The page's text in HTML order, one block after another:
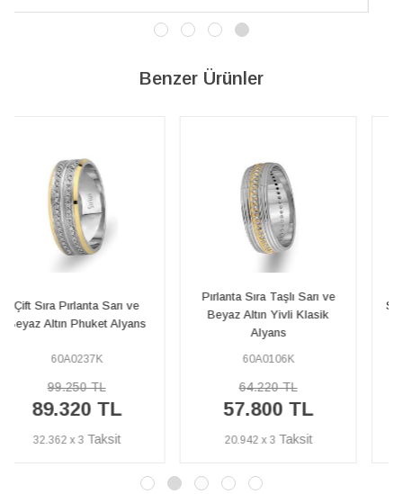
Benzer Ürünler
Alyans
60A0106K
64.220 TL
57.800 TL
20.942 x 3
Sarı ve Beyaz Altın Olimpos
60A0194K
31.000 TL
27.900 TL
10.109 x 3